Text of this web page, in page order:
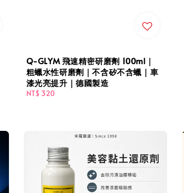
Q-GLYM 飛速精密研磨劑 100ml｜
粗蠟水性研磨劑｜不含矽不含蠟｜車
漆光亮提升｜德國製造
Regular
NT$ 320